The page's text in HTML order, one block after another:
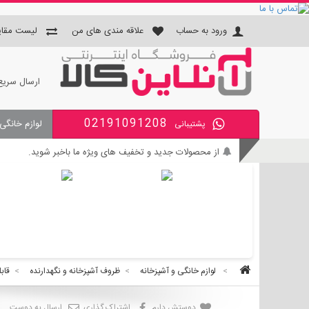
ورود به حساب علاقه مندی های من لیست
ارسال
پشتیبانی 02191091208 لوازم
از محصولات جدید و تخفیف های ویژه ما باخبر شوید.
بی واسطه و مطمئن خرید کنید.
> لوازم خانگی و آشپزخانه > ظروف آشپزخانه و نگهدارنده >